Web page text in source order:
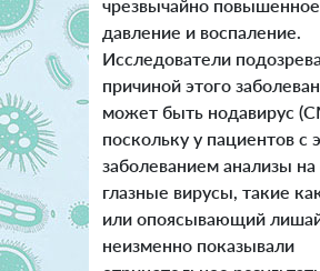
чрезвычайно повышенное
давление и воспаление.
Исследователи
причиной этого
может быть нодавирус
поскольку у пациентов с
заболеванием анализы
глазные вирусы, такие
или опоясывающий
неизменно показывали